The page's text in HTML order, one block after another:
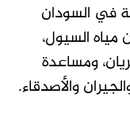
في السودان
مياه السيول،
ومساعدة
والأصدقاء.